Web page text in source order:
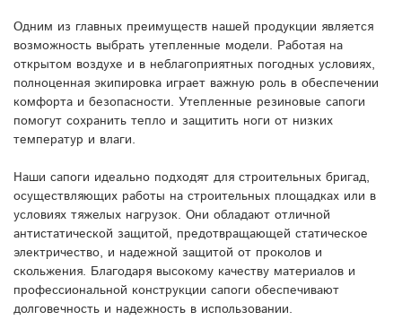
Одним из главных преимуществ нашей продукции является
возможность выбрать утепленные модели. Работая на
открытом воздухе и в неблагоприятных погодных условиях,
полноценная экипировка играет важную роль в обеспечении
комфорта и безопасности. Утепленные резиновые сапоги
помогут сохранить тепло и защитить ноги от низких
температур и влаги.
Наши сапоги идеально подходят для строительных бригад,
осуществляющих работы на строительных площадках или в
условиях тяжелых нагрузок. Они обладают отличной
антистатической защитой, предотвращающей статическое
электричество, и надежной защитой от проколов и
скольжения. Благодаря высокому качеству материалов и
профессиональной конструкции сапоги обеспечивают
долговечность и надежность в использовании.